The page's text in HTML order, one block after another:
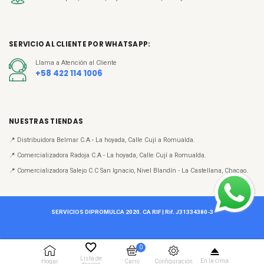
Garantía
Garantía de 90 días de satisfacción Garantizada.
SERVICIO AL CLIENTE POR WHATSAPP:
Llama a Atención al Cliente
+58 422 114 1006
NUESTRAS TIENDAS
📍 Distribuidora Belmar C.A - La hoyada, Calle Cují a Romualda.
📍 Comercializadora Radoja C.A - La hoyada, Calle Cují a Romualda.
📍 Comercializadora Salejo C.C San Ignacio, Nivel Blandín - La Castellana, Chacao.
SERVICIOS DIPROMULCA 2020. CA RIF | Rif. J31334380-3
Hogar
Lista de
0
Carro Configuración En la cima